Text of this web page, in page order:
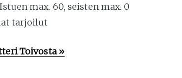
Istuen max. 60, seisten max. 0
tarjoilut
Toivosta »